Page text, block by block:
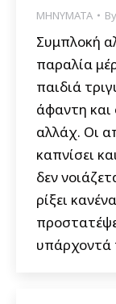
ΜΗΝΥΜΑΤΑ By
Συμπλοκή
παραλία
παιδιά
άφαντη και
αλλάχ. Οι
καπνίσει
δεν
ρίξει